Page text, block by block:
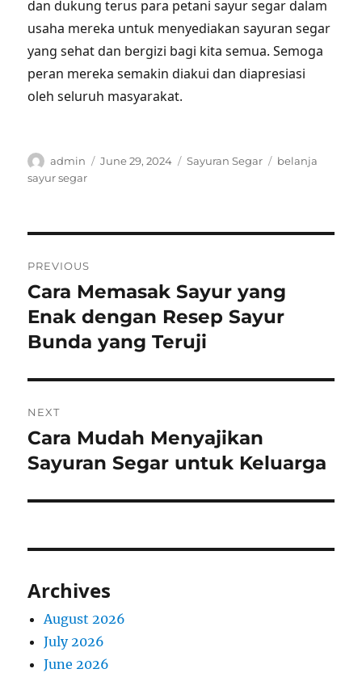
dan dukung terus para petani sayur segar dalam
usaha mereka untuk menyediakan sayuran segar
yang sehat dan bergizi bagi kita semua. Semoga
peran mereka semakin diakui dan diapresiasi
oleh seluruh masyarakat.
Author
admin
Posted
June 29, 2024 Categories
Sayuran Segar Tags
belanja
sayur segar
navigation
PREVIOUS
Previous
post:
Cara Memasak Sayur yang
Enak dengan Resep Sayur
Bunda yang Teruji
NEXT
Next
post:
Cara Mudah Menyajikan
Sayuran Segar untuk Keluarga
Archives
August 2026
July 2026
June 2026